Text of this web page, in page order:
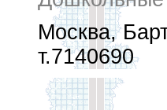
Москва,
т.7140690